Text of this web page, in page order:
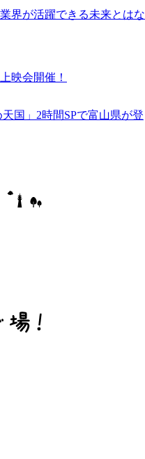
界が活躍できる未来とはな
映会開催！
国」2時間SPで富山県が登